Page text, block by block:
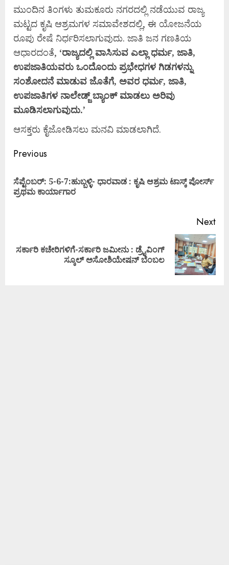
ಮುಂದಿನ ತಿಂಗಳು ತುಮಕೂರು ನಗರದಲ್ಲಿ ನಡೆಯುವ ರಾಜ್ಯ
ಮಟ್ಟದ ಕೃಷಿ ಆಶ್ರಮಗಳ ಸಮಾವೇಶದಲ್ಲಿ, ಈ ಯೋಜನೆಯ
ರೂಪು ರೇಷೆ ನಿರ್ಧರಿಸಲಾಗುವುದು. ಜಾತಿ ಜನ ಗಣತಿಯ
ಆಧಾರದಂತೆ, ‘ರಾಜ್ಯದಲ್ಲಿ ವಾಸಿಸುವ ಎಲ್ಲಾ ಧರ್ಮ, ಜಾತಿ,
ಉಪಜಾತಿಯವರು ಒಂದೊಂದು ಪ್ರಭೇಧಗಳ ಗಿಡಗಳನ್ನು
ಸಂಶೋದನೆ ಮಾಡುವ ಜೊತೆಗೆ, ಅವರ ಧರ್ಮ, ಜಾತಿ,
ಉಪಜಾತಿಗಳ ನಾಲೇಡ್ಜ್ಬ್ಯಾಂಕ್ ಮಾಡಲು ಅರಿವು
ಮೂಡಿಸಲಾಗುವುದು.’
ಆಸಕ್ತರು ಕೈಜೋಡಿಸಲು ಮನವಿ ಮಾಡಲಾಗಿದೆ.
Previous
ಸೆಪ್ಟೆಂಬರ್: 5-6-7:ಹುಬ್ಬಳ್ಳಿ- ಧಾರವಾಡ : ಕೃಷಿ ಆಶ್ರಮ ಟಾಸ್ಕ್ ಪೋರ್ಸ್
ಪ್ರಥಮ ಕಾರ್ಯಾಗಾರ
Next
ಸರ್ಕಾರಿ ಕಚೇರಿಗಳಿಗೆ-ಸರ್ಕಾರಿ ಜಮೀನು : ಡ್ರೈವಿಂಗ್
ಸ್ಕೂಲ್ ಅಸೋಶಿಯೇಷನ್ ಬೆಂಬಲ